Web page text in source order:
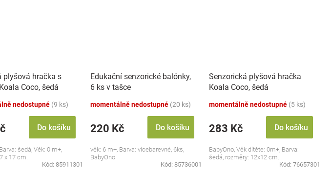
plyšová hračka s
Coco, šedá
nedostupné (9 ks)
Do košíku
šedá, Věk: 0 m+,
x 17 cm.
Kód: 85911301
Edukační senzorické balónky,
6 ks v tašce
momentálně nedostupné (20 ks)
220 Kč Do košíku
věk: 6 m+, Barva: vícebarevné, 6ks,
BabyOno
Kód: 85736001
Senzorická plyšová hračka
Koala Coco, šedá
momentálně nedostupné (5 ks)
283 Kč Do košíku
BabyOno, Věk dítěte: 0m+, Barva:
šedá, rozměry: 12x12 cm.
Kód: 76657301